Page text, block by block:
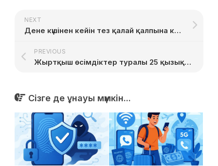
NEXT
Дене күшінен кейін тез қалай қалпына келу керек
PREVIOUS
Жыртқыш өсімдіктер туралы 25 қызықты дерек
Сізге де ұнауы мүмкін...